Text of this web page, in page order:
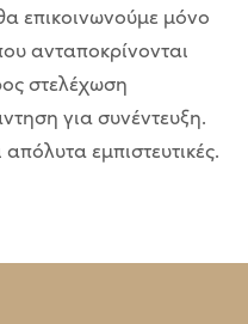
επικοινωνούμε μόνο
ανταποκρίνονται
στελέχωση
για συνέντευξη.
εμπιστευτικές.